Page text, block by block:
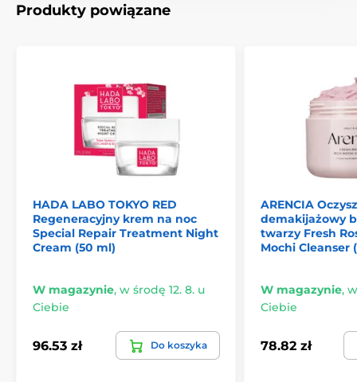
Produkty powiązane
HADA LABO TOKYO RED
Regeneracyjny krem na noc
Special Repair Treatment Night
Cream (50 ml)
W magazynie, w środę 12. 8. u
Ciebie
96.53 zł Do koszyka
ARENCIA
demakijażowy
twarzy Fresh
Mochi Cleanser
W magazynie,
Ciebie
78.82 zł